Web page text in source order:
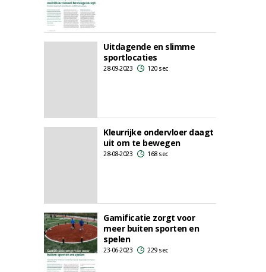
Uitdagende en slimme
sportlocaties
28-09-2023 120 sec
Kleurrijke ondervloer daagt
uit om te bewegen
28-08-2023 168 sec
Gamificatie zorgt voor
meer buiten sporten en
spelen
23-06-2023 229 sec